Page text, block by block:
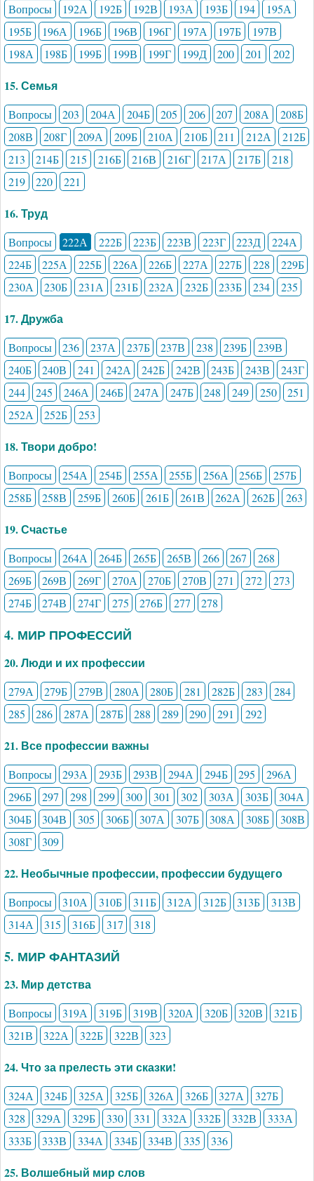
Вопросы 192А 192Б 192В 193А 193Б 194
195А
195Б
196А 196Б 196В 196Г 197А 197Б
197В
198А
198Б 199Б 199В 199Г 199Д 200 201 202
15. Семья
Вопросы 203 204А 204Б 205 206 207 208А
208Б
208В
208Г 209А 209Б 210А 210Б 211 212А
212Б
213
214Б 215 216Б 216В 216Г 217А 217Б
218
219
220 221
16. Труд
Вопросы 222А 222Б 223Б 223В 223Г 223Д
224А
224Б
225А 225Б 226А 226Б 227А 227Б 228
229Б
230А
230Б 231А 231Б 232А 232Б 233Б 234 235
17. Дружба
Вопросы 236 237А 237Б 237В 238 239Б
239В
240Б
240В 241 242А 242Б 242В 243Б 243В
243Г
244
245 246А 246Б 247А 247Б 248 249 250
251
252А
252Б 253
18. Твори добро!
Вопросы 254А 254Б 255А 255Б 256А 256Б
257Б
258Б
258В 259Б 260Б 261Б 261В 262А 262Б 263
19. Счастье
Вопросы 264А 264Б 265Б 265В 266 267
268
269Б
269В 269Г 270А 270Б 270В 271 272
273
274Б
274В 274Г 275 276Б 277 278
4. МИР ПРОФЕССИЙ
20. Люди и их профессии
279А 279Б 279В 280А 280Б 281 282Б 283
284
285
286 287А 287Б 288 289 290 291 292
21. Все профессии важны
Вопросы 293А 293Б 293В 294А 294Б 295
296А
296Б
297 298 299 300 301 302 303А 303Б
304А
304Б
304В 305 306Б 307А 307Б 308А 308Б
308В
308Г
309
22. Необычные профессии, профессии будущего
Вопросы 310А 310Б 311Б 312А 312Б 313Б
313В
314А
315 316Б 317 318
5. МИР ФАНТАЗИЙ
23. Мир детства
Вопросы 319А 319Б 319В 320А 320Б 320В
321Б
321В
322А 322Б 322В 323
24. Что за прелесть эти сказки!
324А 324Б 325А 325Б 326А 326Б 327А
327Б
328
329А 329Б 330 331 332А 332Б 332В
333А
333Б
333В 334А 334Б 334В 335 336
25. Волшебный мир слов